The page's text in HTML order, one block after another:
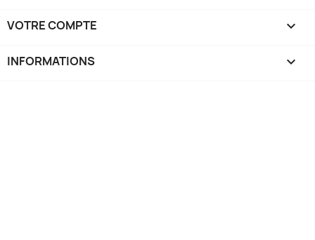
VOTRE COMPTE 
INFORMATIONS keyboard_arrow_down